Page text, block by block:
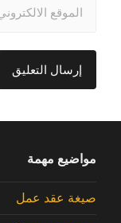
مواضيع مهمة
صيغة عقد عمل